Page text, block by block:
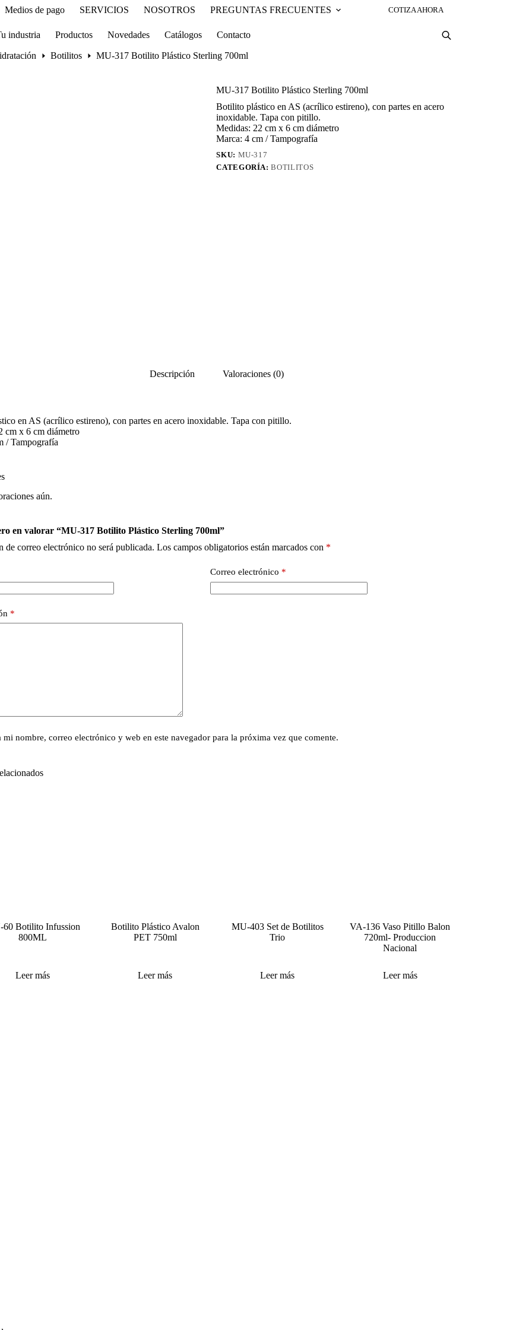
Medios de pago SERVICIOS NOSOTROS PREGUNTAS FRECUENTES COTIZA AHORA
industria Productos Novedades Catálogos Contacto
Botilitos MU-317 Botilito Plástico Sterling 700ml
MU-317 Botilito Plástico Sterling 700ml
Botilito plástico en AS (acrílico estireno), con partes en acero
inoxidable. Tapa con pitillo.
Medidas: 22 cm x 6 cm diámetro
Marca: 4 cm / Tampografía
SKU: MU-317
CATEGORÍA:BOTILITOS
Descripción Valoraciones (0)
en AS (acrílico estireno), con partes en acero inoxidable. Tapa con pitillo.
cm x 6 cm diámetro
/ Tampografía
aún.
en valorar “MU-317 Botilito Plástico Sterling 700ml”
de correo electrónico no será publicada. Los campos obligatorios están marcados con *
Correo electrónico *
*
mi nombre, correo electrónico y web en este navegador para la próxima vez que comente.
60 Botilito Infussion
800ML
Leer más
Botilito Plástico Avalon
PET 750ml
Leer más
MU-403 Set de Botilitos
Trio
Leer más
VA-136 Vaso Pitillo Balon
720ml- Produccion
Nacional
Leer más